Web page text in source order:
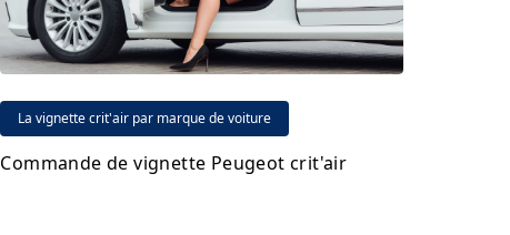
La vignette crit'air par marque de voiture
Commande de vignette Peugeot crit'air